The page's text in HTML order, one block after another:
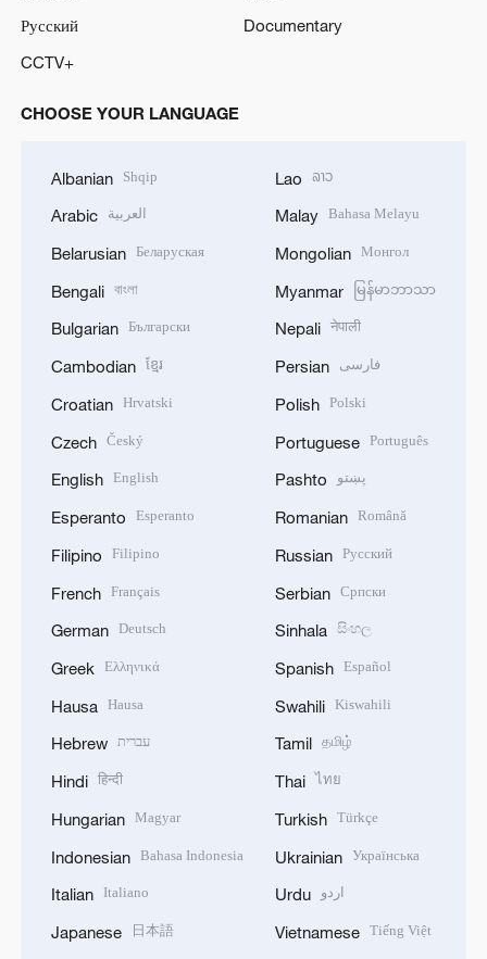
Русский
Documentary
CCTV+
CHOOSE YOUR LANGUAGE
Albanian Shqip
Arabic العربية
Belarusian Беларуская
Bengali বাংলা
Bulgarian Български
Cambodian ខ្មែរ
Croatian Hrvatski
Czech Český
English English
Esperanto Esperanto
Filipino Filipino
French Français
German Deutsch
Greek Ελληνικά
Hausa Hausa
Hebrew עברית
Hindi हिन्दी
Hungarian Magyar
Indonesian Bahasa Indonesia
Italian Italiano
Japanese
日本語
Lao ລາວ
Malay Bahasa Melayu
Mongolian Монгол
Myanmar မြန်မာဘာသာ
Nepali नेपाली
Persian فارسی
Polish Polski
Portuguese Português
Pashto پښتو
Romanian Română
Russian Русский
Serbian Српски
Sinhala සිංහල
Spanish Español
Swahili Kiswahili
Tamil தமிழ்
Thai ไทย
Turkish Türkçe
Ukrainian Українська
Urdu اردو
Vietnamese Tiếng Việt